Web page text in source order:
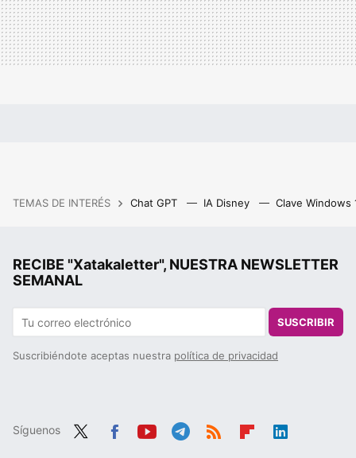
TEMAS DE INTERÉS Chat GPT IA Disney Clave Windows
RECIBE "Xatakaletter", NUESTRA NEWSLETTER
SEMANAL
SUSCRIBIR
Suscribiéndote aceptas nuestra política de privacidad
Síguenos